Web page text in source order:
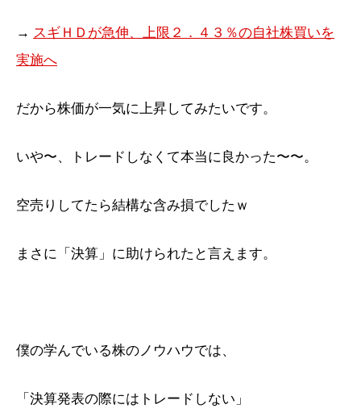
→ スギＨＤが急伸、上限２．４３％の自社株買いを
実施へ
だから株価が一気に上昇してみたいです。
いや〜、トレードしなくて本当に良かった〜〜。
空売りしてたら結構な含み損でしたｗ
まさに「決算」に助けられたと言えます。
僕の学んでいる株のノウハウでは、
「決算発表の際にはトレードしない」